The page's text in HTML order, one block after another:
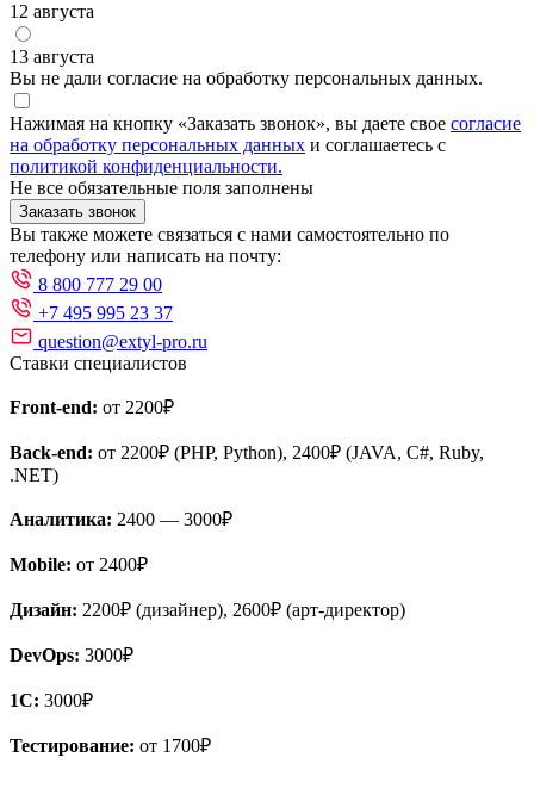
12 августа
13 августа
Вы не дали согласие на обработку персональных данных.
Нажимая на кнопку «Заказать звонок», вы даете свое согласие
на обработку персональных данных и соглашаетесь с
политикой конфиденциальности.
Не все обязательные поля заполнены
Заказать звонок
Вы также можете связаться с нами самостоятельно по
телефону или написать на почту:
8 800 777 29 00
+7 495 995 23 37
question@extyl-pro.ru
Ставки специалистов
Front-end: от 2200₽
Back-end: от 2200₽ (PHP, Python), 2400₽ (JAVA, C#, Ruby,
.NET)
Аналитика: 2400 — 3000₽
Mobile: от 2400₽
Дизайн: 2200₽ (дизайнер), 2600₽ (арт-директор)
DevOps: 3000₽
1С: 3000₽
Тестирование: от 1700₽